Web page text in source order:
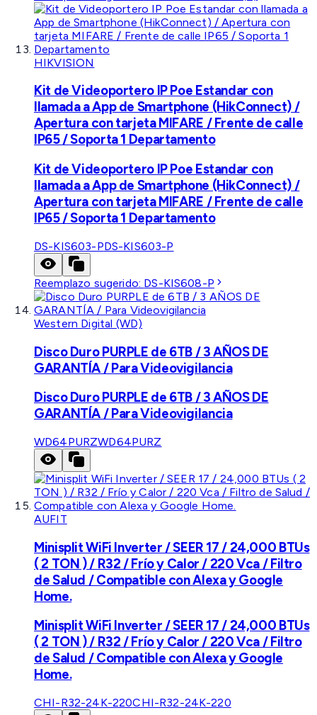
HIKVISION
Kit de Videoportero IP Poe Estandar con
llamada a App de Smartphone (HikConnect) /
Apertura con tarjeta MIFARE / Frente de calle
IP65 / Soporta 1 Departamento
Kit de Videoportero IP Poe Estandar con
llamada a App de Smartphone (HikConnect) /
Apertura con tarjeta MIFARE / Frente de calle
IP65 / Soporta 1 Departamento
DS-KIS603-PDS-KIS603-P
Reemplazo sugerido: DS-KIS608-P
Western Digital (WD)
Disco Duro PURPLE de 6TB / 3 AÑOS DE
GARANTÍA / Para Videovigilancia
Disco Duro PURPLE de 6TB / 3 AÑOS DE
GARANTÍA / Para Videovigilancia
WD64PURZWD64PURZ
AUFIT
Minisplit WiFi Inverter / SEER 17 / 24,000 BTUs
( 2 TON ) / R32 / Frío y Calor / 220 Vca / Filtro
de Salud / Compatible con Alexa y Google
Home.
Minisplit WiFi Inverter / SEER 17 / 24,000 BTUs
( 2 TON ) / R32 / Frío y Calor / 220 Vca / Filtro
de Salud / Compatible con Alexa y Google
Home.
CHI-R32-24K-220CHI-R32-24K-220